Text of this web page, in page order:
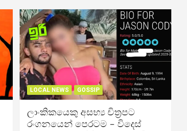
LOCAL NEWS GOSSIP
ලාංකිකයෙකු අසභ්‍ය චිත්‍රපට
රංගනයෙන් පෙරටම – විදෙස්